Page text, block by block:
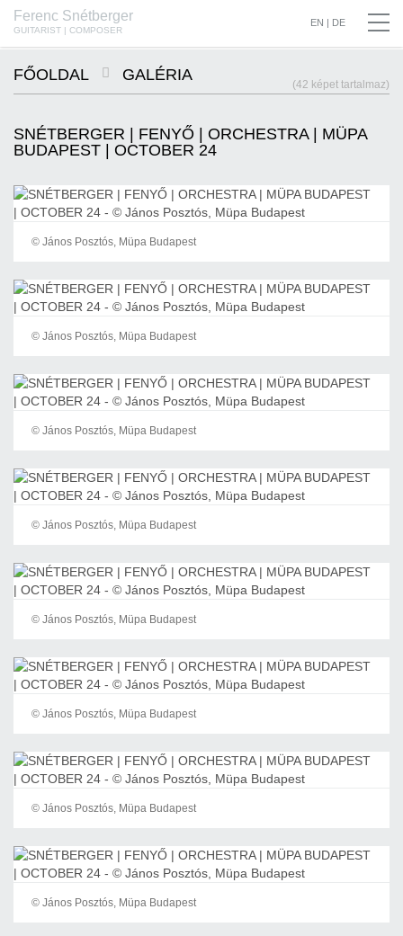
Ferenc Snétberger
GUITARIST | COMPOSER
EN | DE
SNÉTBERGER | JORMIN | BARON © SZILVIA CSIBI, MÜPA BUDAPEST
FŐOLDAL GALÉRIA
(42 képet tartalmaz)
SNÉTBERGER | FENYŐ | ORCHESTRA | MÜPA
BUDAPEST | OCTOBER 24
© János Posztós, Müpa Budapest
© János Posztós, Müpa Budapest
© János Posztós, Müpa Budapest
© János Posztós, Müpa Budapest
© János Posztós, Müpa Budapest
© János Posztós, Müpa Budapest
© János Posztós, Müpa Budapest
© János Posztós, Müpa Budapest